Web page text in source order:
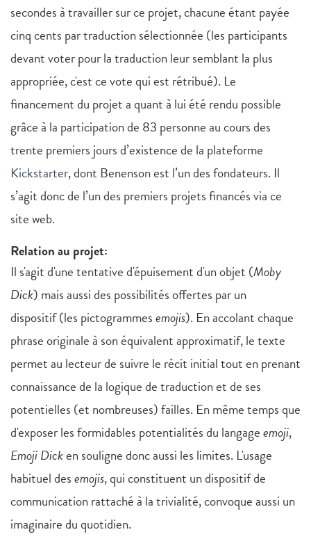
secondes à travailler sur ce projet, chacune étant payée
cinq cents par traduction sélectionnée (les participants
devant voter pour la traduction leur semblant la plus
appropriée, c'est ce vote qui est rétribué). Le
financement du projet a quant à lui été rendu possible
grâce à la participation de 83 personne au cours des
trente premiers jours d’existence de la plateforme
Kickstarter, dont Benenson est l’un des fondateurs. Il
s’agit donc de l’un des premiers projets financés via ce
site web.
Relation au projet:
Il s'agit d'une tentative d'épuisement d'un objet (Moby
Dick) mais aussi des possibilités offertes par un
dispositif (les pictogrammesemojis). En accolant chaque
phrase originale à son équivalent approximatif, le texte
permet au lecteur de suivre le récit initial tout en prenant
connaissance de la logique de traduction et de ses
potentielles (et nombreuses) failles. En même temps que
d'exposer les formidables potentialités du langageemoji,
Emoji Dicken souligne donc aussi les limites. L'usage
habituel desemojis, qui constituent un dispositif de
communication rattaché à la trivialité, convoque aussi un
imaginaire du quotidien.